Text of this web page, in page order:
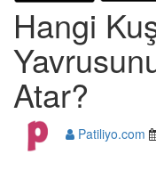
Hangi
Atar?
Patiliyo.com